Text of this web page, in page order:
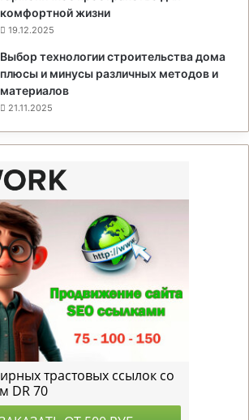
комфортной жизни
19.12.2025
Выбор технологии строительства дома
плюсы и минусы различных методов и
материалов
21.11.2025